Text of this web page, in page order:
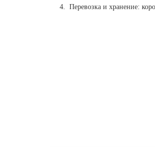
4. Перевозка и хранение: